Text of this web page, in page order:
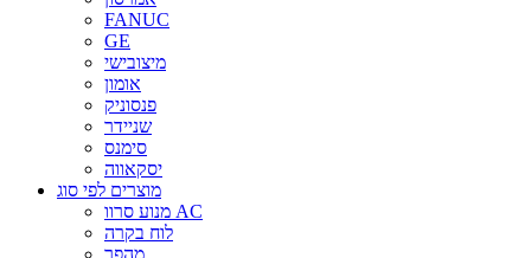
FANUC
GE
מיצובישי
אומון
פנסוניק
שניידר
סימנס
יסקאווה
מוצרים לפי סוג
מנוע סרוו AC
לוח בקרה
מהפך